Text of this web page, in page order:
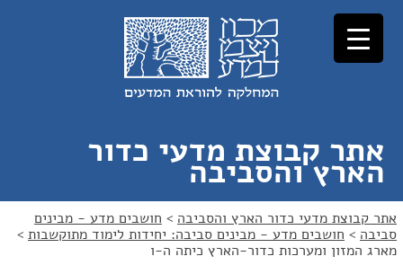
לתוכן
לניווט
אתר קבוצת מדעי כדור
הארץ והסביבה
אתר קבוצת מדעי כדור הארץ והסביבה > חושבים מדע - מבינים
סביבה > חושבים מדע - מבינים סביבה: יחידות לימוד מתוקשבות >
מארג המזון ומערכות כדור-הארץ כיתה ה-ו